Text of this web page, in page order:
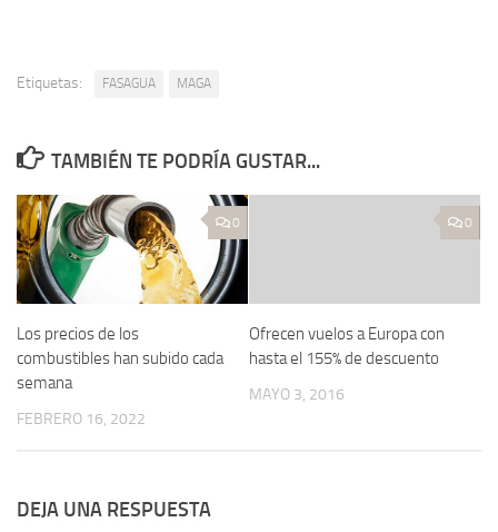
Etiquetas: FASAGUA MAGA
TAMBIÉN TE PODRÍA GUSTAR...
0
Los precios de los
combustibles han subido cada
semana
FEBRERO 16, 2022
0
Ofrecen vuelos a Europa con
hasta el 155% de descuento
MAYO 3, 2016
DEJA UNA RESPUESTA